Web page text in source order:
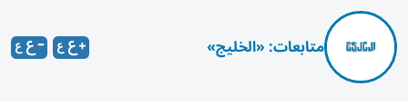
متابعات: «الخليج»